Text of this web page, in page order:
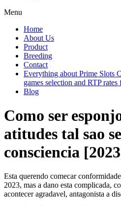
Menu
Home
About Us
Product
Breeding
Contact
Everything about Prime Slots
games selection and RTP
Blog
Como ser
atitudes tal sao
consciencia
Esta querendo comecar
2023, mas a dano esta complicada,
acontecer agradavel, antagonista a